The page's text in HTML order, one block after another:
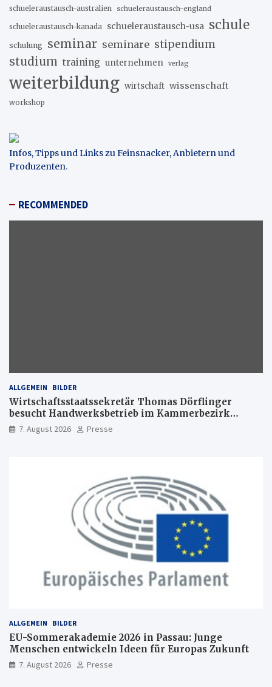
schueleraustausch-australien schueleraustausch-england
schueleraustausch-kanada schueleraustausch-usa schule
schulung seminar seminare stipendium
studium training unternehmen verlag
weiterbildung wirtschaft wissenschaft
workshop
Infos, Tipps und Links zu Feinsnacker, Anbietern und
Produzenten.
RECOMMENDED
ALLGEMEIN BILDER
Wirtschaftsstaatssekretär Thomas Dörflinger
besucht Handwerksbetrieb im Kammerbezirk
Freiburg
7. August 2026 Presse
ALLGEMEIN BILDER
EU-Sommerakademie 2026 in Passau: Junge
Menschen entwickeln Ideen für Europas Zukunft
7. August 2026 Presse